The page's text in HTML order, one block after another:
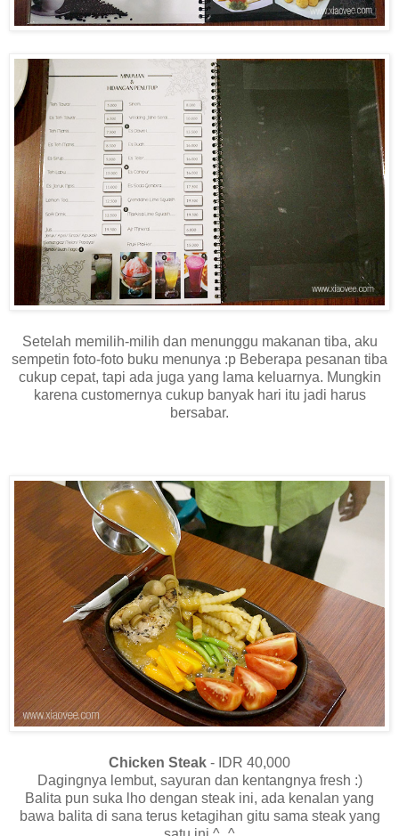
Setelah memilih-milih dan menunggu makanan tiba, aku
sempetin foto-foto buku menunya :p Beberapa pesanan tiba
cukup cepat, tapi ada juga yang lama keluarnya. Mungkin
karena customernya cukup banyak hari itu jadi harus
bersabar.
Chicken Steak - IDR 40,000
Dagingnya lembut, sayuran dan kentangnya fresh :)
Balita pun suka lho dengan steak ini, ada kenalan yang
bawa balita di sana terus ketagihan gitu sama steak yang